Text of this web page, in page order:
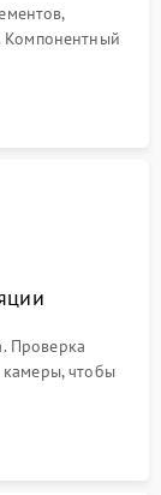
Компонентный
и замена
Проверка
камеры, чтобы
тепла.
шкафа.